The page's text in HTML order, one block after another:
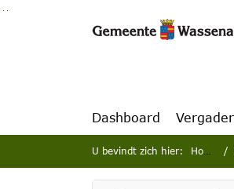
Ga naar de inhoud van deze pagina
Dashboard
U bevindt zich hier: Home